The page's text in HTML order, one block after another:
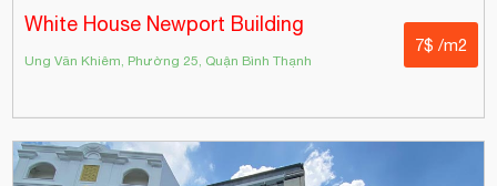
White House Newport Building
Ung Văn Khiêm, Phường 25, Quận Bình Thạnh
7$ /m2